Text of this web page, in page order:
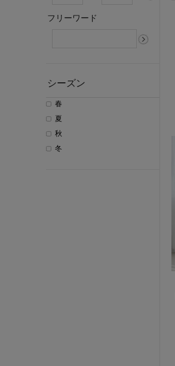
フリーワード
シーズン
春
夏
秋
冬